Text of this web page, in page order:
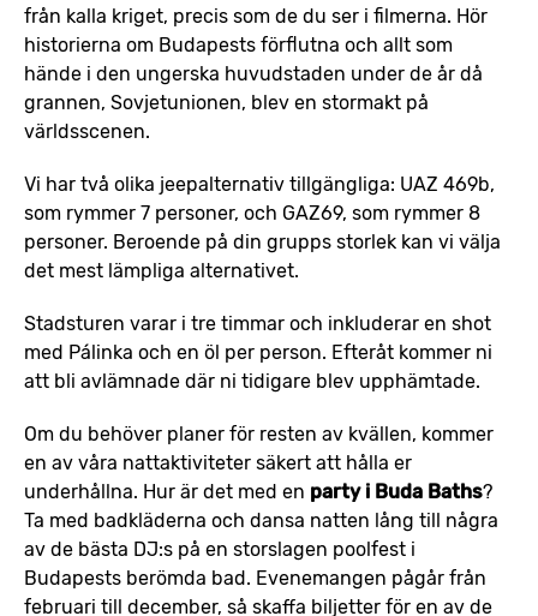
från kalla kriget, precis som de du ser i filmerna. Hör
historierna om Budapests förflutna och allt som
hände i den ungerska huvudstaden under de år då
grannen, Sovjetunionen, blev en stormakt på
världsscenen.
Vi har två olika jeepalternativ tillgängliga: UAZ 469b,
som rymmer 7 personer, och GAZ69, som rymmer 8
personer. Beroende på din grupps storlek kan vi välja
det mest lämpliga alternativet.
Stadsturen varar i tre timmar och inkluderar en shot
med Pálinka och en öl per person. Efteråt kommer ni
att bli avlämnade där ni tidigare blev upphämtade.
Om du behöver planer för resten av kvällen, kommer
en av våra nattaktiviteter säkert att hålla er
underhållna. Hur är det med en party i Buda Baths?
Ta med badkläderna och dansa natten lång till några
av de bästa DJ:s på en storslagen poolfest i
Budapests berömda bad. Evenemangen pågår från
februari till december, så skaffa biljetter för en av de